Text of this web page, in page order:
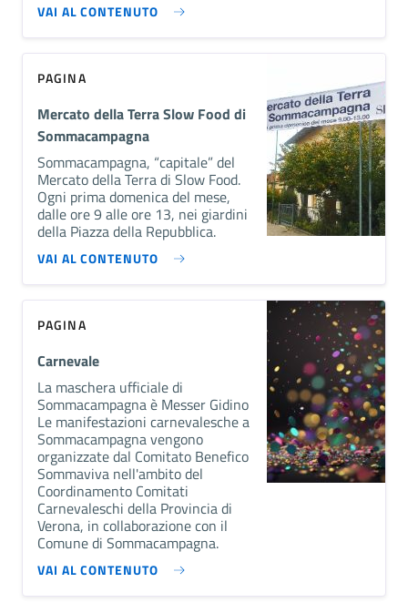
VAI AL CONTENUTO
PAGINA
Mercato della Terra Slow Food di
Sommacampagna
Sommacampagna, “capitale” del
Mercato della Terra di Slow Food.
Ogni prima domenica del mese,
dalle ore 9 alle ore 13, nei giardini
della Piazza della Repubblica.
VAI AL CONTENUTO
PAGINA
Carnevale
La maschera ufficiale di
Sommacampagna è Messer Gidino
Le manifestazioni carnevalesche a
Sommacampagna vengono
organizzate dal Comitato Benefico
Sommaviva nell'ambito del
Coordinamento Comitati
Carnevaleschi della Provincia di
Verona, in collaborazione con il
Comune di Sommacampagna.
VAI AL CONTENUTO